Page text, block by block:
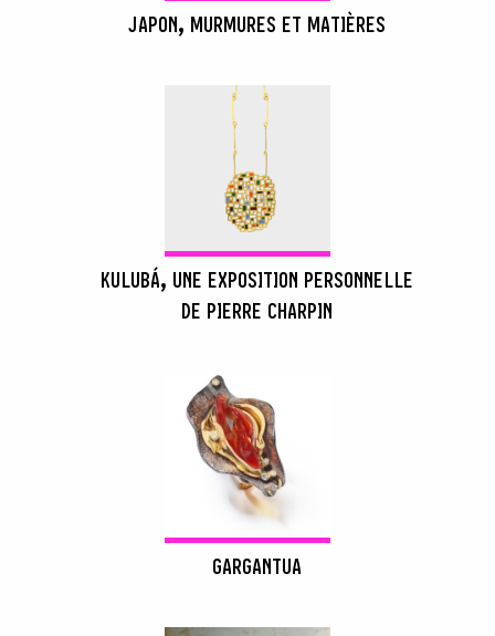
JAPON, MURMURES ET MATIÈRES
KULUBÁ, UNE EXPOSITION PERSONNELLE
DE PIERRE CHARPIN
GARGANTUA